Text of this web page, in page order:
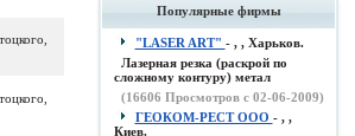
Популярные фирмы
"LASER ART" - , , Харьков.
Лазерная резка (раскрой по
сложному контуру) метал
(16606 Просмотров с 02-06-2009)
ГЕОКОМ-РЕСТ ООО - , ,
Киев.